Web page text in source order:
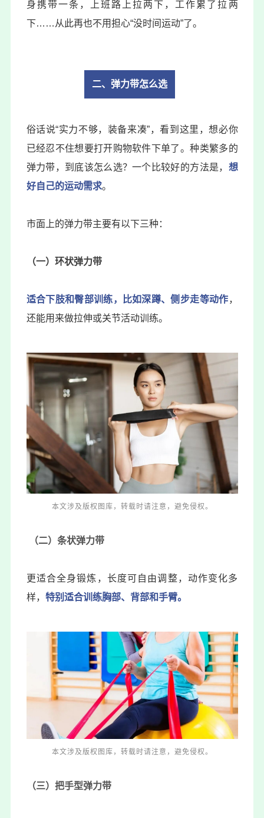
身携带一条，上班路上拉两下，工作累了拉两
下……从此再也不用担心“没时间运动”了。
二、弹力带怎么选
俗话说“实力不够，装备来凑”，看到这里，想必你
已经忍不住想要打开购物软件下单了。种类繁多的
弹力带，到底该怎么选？一个比较好的方法是， 想
好自己的运动需求。
市面上的弹力带主要有以下三种：
（一）环状弹力带
适合下肢和臀部训练，比如深蹲、侧步走等动作，
还能用来做拉伸或关节活动训练。
本文涉及版权图库，转载时请注意，避免侵权。
（二）条状弹力带
更适合全身锻炼，长度可自由调整，动作变化多
样， 特别适合训练胸部、背部和手臂。
本文涉及版权图库，转载时请注意，避免侵权。
（三）把手型弹力带